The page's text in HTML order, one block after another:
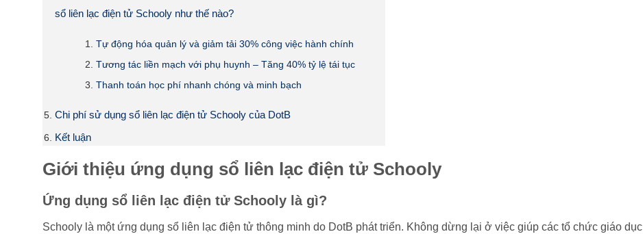
sổ liên lạc điện tử Schooly như thế nào?
Tự động hóa quản lý và giảm tải 30% công việc hành chính
Tương tác liền mạch với phụ huynh – Tăng 40% tỷ lệ tái tục
Thanh toán học phí nhanh chóng và minh bạch
Chi phí sử dụng sổ liên lạc điện tử Schooly của DotB
Kết luận
Giới thiệu ứng dụng sổ liên lạc điện tử Schooly
Ứng dụng sổ liên lạc điện tử Schooly là gì?
Schooly là một ứng dụng sổ liên lạc điện tử thông minh do DotB phát triển. Không dừng lại ở việc giúp các tổ chức giáo dục